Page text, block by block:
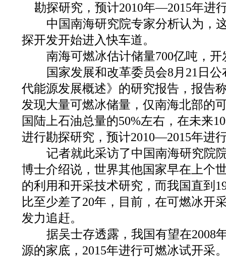
勘探研究，预计2010年—2015年进
中国南海研究院专家分析认为，
探开发开始进入快车道。
南海可燃冰估计储量700亿吨，开
国家发展和改革委员会8月21日公
代能源发展概述》的研究报告，报告
发现大量可燃冰储量，仅南海北部的
国陆上石油总量的50%左右，在未来
进行勘探研究，预计2010—2015年进
记者就此采访了中国南海研究院
博士介绍说，世界其他国家早在上个
的利用和开采技术研究，而我国直到
比至少差了20年，目前，在可燃冰开
发力追赶。
据吴士存透露，我国有望在2008
源的家底，2015年进行可燃冰试开采